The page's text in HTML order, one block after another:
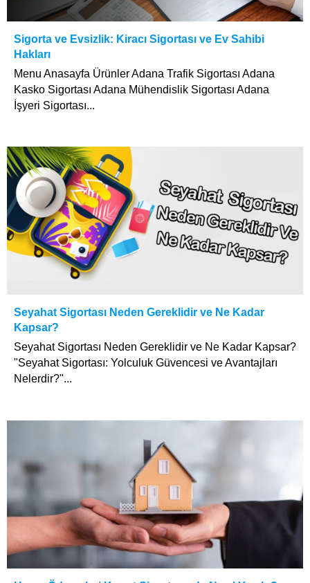
Sigorta ve Evsizlik: Kiracı Sigortası ve Ev Sahibi
Hakları
Menu Anasayfa Ürünler Adana Trafik Sigortası Adana
Kasko Sigortası Adana Mühendislik Sigortası Adana
İşyeri Sigortası...
Seyahat Sigortası Neden Gereklidir ve Ne Kadar
Kapsar?
Seyahat Sigortası Neden Gereklidir ve Ne Kadar Kapsar?
"Seyahat Sigortası: Yolculuk Güvencesi ve Avantajları
Nelerdir?"...